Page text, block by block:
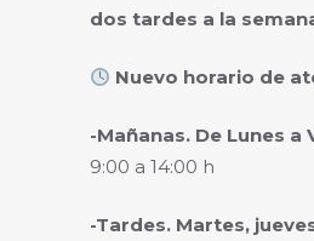
dos tardes a la
Nuevo horario de
-Mañanas. De Lunes a
9:00 a 14:00 h
-Tardes. Martes,